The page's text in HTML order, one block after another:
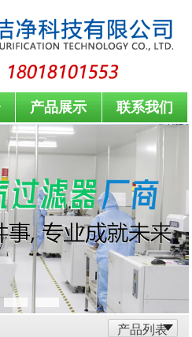
产品展示 联系我们
产品列表